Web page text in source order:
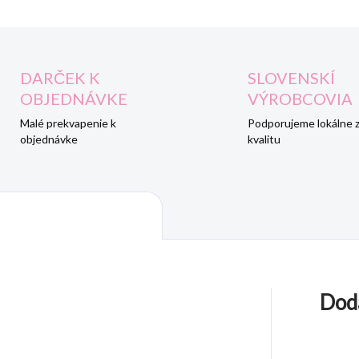
DARČEK K
OBJEDNÁVKE
Malé prekvapenie k
objednávke
SLOVENSKÍ
VÝROBCOVIA
Podporujeme lokálne
kvalitu